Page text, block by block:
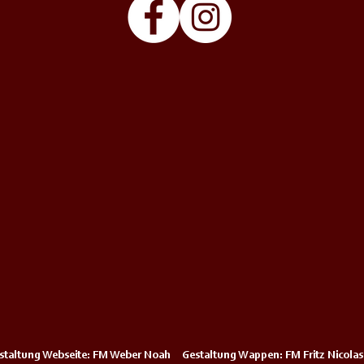
Webseite: FM Weber Noah Gestaltung Wappen: FM Fritz Nicolas